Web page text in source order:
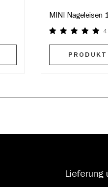
MINI Nageleisen
4
Lieferung